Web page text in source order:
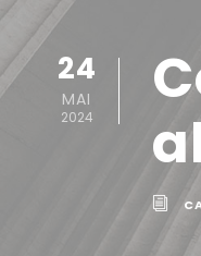
24
MAI
2024